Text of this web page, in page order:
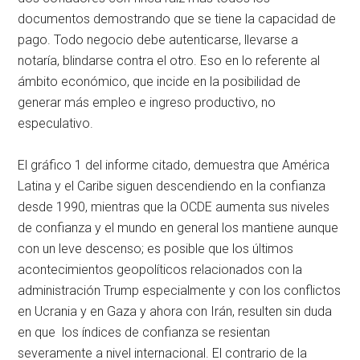
documentos demostrando que se tiene la capacidad de
pago. Todo negocio debe autenticarse, llevarse a
notaría, blindarse contra el otro. Eso en lo referente al
ámbito económico, que incide en la posibilidad de
generar más empleo e ingreso productivo, no
especulativo.
El gráfico 1 del informe citado, demuestra que América
Latina y el Caribe siguen descendiendo en la confianza
desde 1990, mientras que la OCDE aumenta sus niveles
de confianza y el mundo en general los mantiene aunque
con un leve descenso; es posible que los últimos
acontecimientos geopolíticos relacionados con la
administración Trump especialmente y con los conflictos
en Ucrania y en Gaza y ahora con Irán, resulten sin duda
en que los índices de confianza se resientan
severamente a nivel internacional. El contrario de la